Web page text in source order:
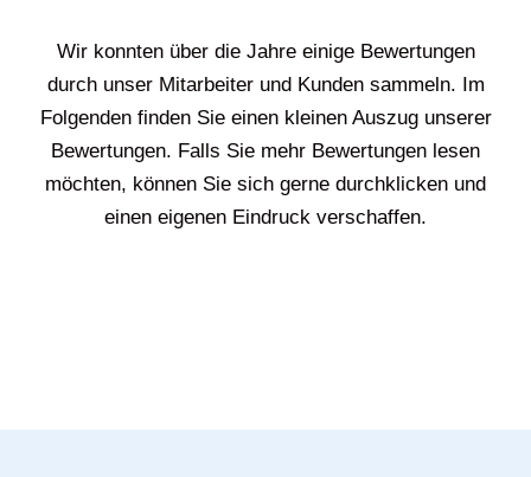
Wir konnten über die Jahre einige Bewertungen
durch unser Mitarbeiter und Kunden sammeln. Im
Folgenden finden Sie einen kleinen Auszug unserer
Bewertungen. Falls Sie mehr Bewertungen lesen
möchten, können Sie sich gerne durchklicken und
einen eigenen Eindruck verschaffen.